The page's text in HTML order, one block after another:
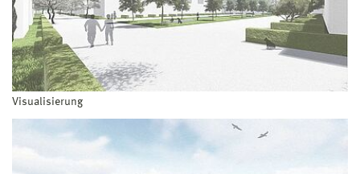
Visualisierung